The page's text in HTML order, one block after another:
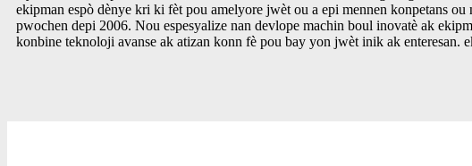
ekipman espò dènye kri ki fèt pou amelyore jwèt ou a epi mennen konpetans ou
pwochen depi 2006. Nou espesyalize nan devlope machin boul inovatè ak
konbine teknoloji avanse ak atizan konn fè pou bay yon jwèt inik ak enteresan.